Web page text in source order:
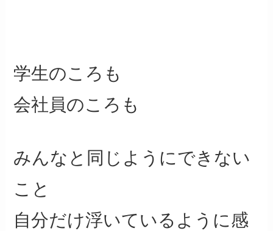
学生のころも
会社員のころも
みんなと同じようにできない
こと
自分だけ浮いているように感